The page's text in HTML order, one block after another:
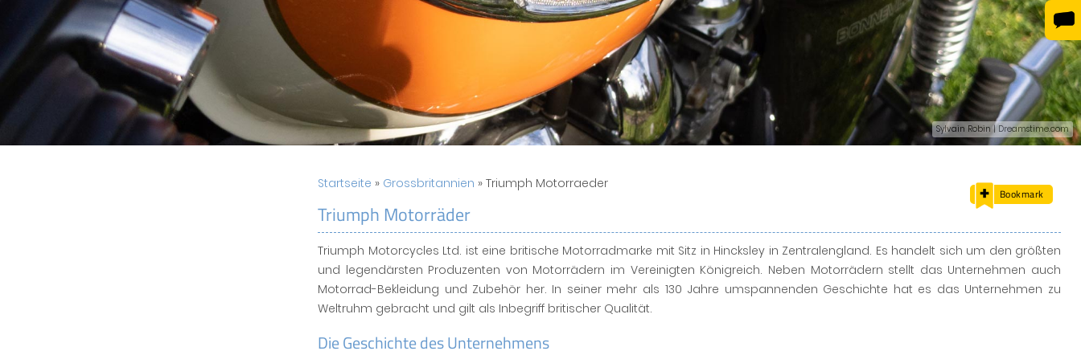
Sylvain Robin | Dreamstime.com
Bookmark
Startseite » Grossbritannien » Triumph Motorraeder
Triumph Motorräder
Triumph Motorcycles Ltd. ist eine britische Motorradmarke mit Sitz in Hincksley in Zentralengland. Es handelt sich um den größten
und legendärsten Produzenten von Motorrädern im Vereinigten Königreich. Neben Motorrädern stellt das Unternehmen auch
Motorrad-Bekleidung und Zubehör her. In seiner mehr als 130 Jahre umspannenden Geschichte hat es das Unternehmen zu
Weltruhm gebracht und gilt als Inbegriff britischer Qualität.
Die Geschichte des Unternehmens